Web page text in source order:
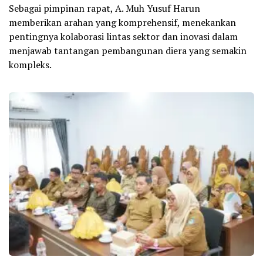
Sebagai pimpinan rapat, A. Muh Yusuf Harun
memberikan arahan yang komprehensif, menekankan
pentingnya kolaborasi lintas sektor dan inovasi dalam
menjawab tantangan pembangunan diera yang semakin
kompleks.